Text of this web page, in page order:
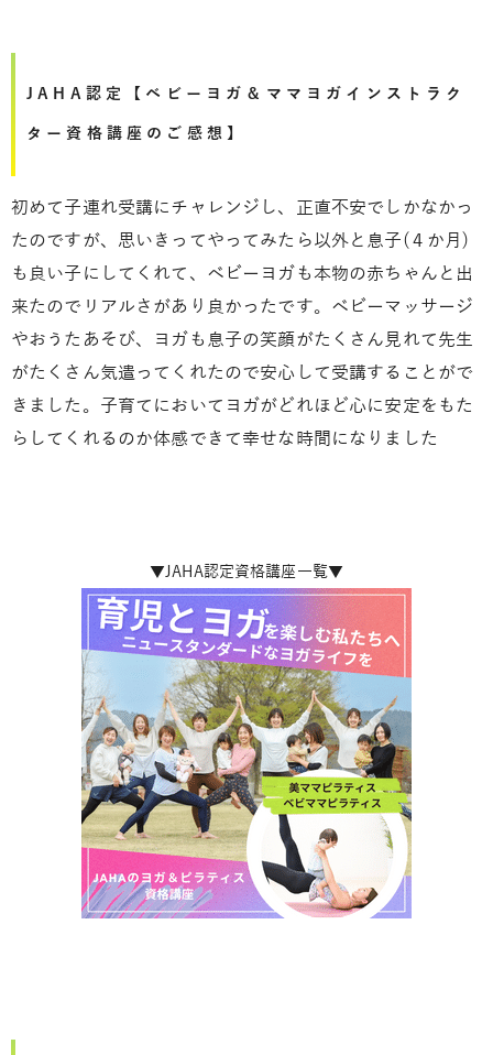
JAHA認定【ベビーヨガ＆ママヨガインストラク
ター資格講座のご感想】
初めて子連れ受講にチャレンジし、正直不安でしかなかっ
たのですが、思いきってやってみたら以外と息子(４か月)
も良い子にしてくれて、ベビーヨガも本物の赤ちゃんと出
来たのでリアルさがあり良かったです。ベビーマッサージ
やおうたあそび、ヨガも息子の笑顔がたくさん見れて先生
がたくさん気遣ってくれたので安心して受講することがで
きました。子育てにおいてヨガがどれほど心に安定をもた
らしてくれるのか体感できて幸せな時間になりました
▼JAHA認定資格講座一覧▼